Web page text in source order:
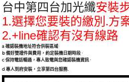
台中第四台加光纖安裝
1.選擇您要裝的繳別.方
2.+line確認有沒有線路
a 確認裝機地址符合供裝區域·
b備好雙證件與費用，約定裝機日期時段 ·
c 保持電話暢通，專人致電與您確認裝機資訊 ·
d 專人到府安裝，立享第四台服務